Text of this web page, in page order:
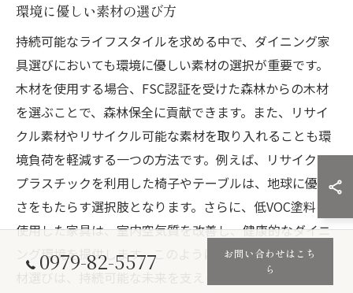
環境に優しい素材の選び方
持続可能なライフスタイルを求める中で、ダイニング家
具選びにおいても環境に優しい素材の選択が重要です。
木材を使用する場合、FSC認証を受けた森林からの木材
を選ぶことで、森林保全に貢献できます。また、リサイ
クル素材やリサイクル可能な素材を取り入れることも環
境負荷を軽減する一つの方法です。例えば、リサイクル
プラスチックを利用した椅子やテーブルは、地球に優し
さをもたらす選択肢となります。さらに、低VOC塗料を
使用した家具は、室内空気質を改善し、健康的なダイニ
ング環境を提供します。このように、環境に配慮した素
材選びは、持続可能な未来を支えるだけでなく、心地よ
0979-82-5577
お問い合わせはこち
ら